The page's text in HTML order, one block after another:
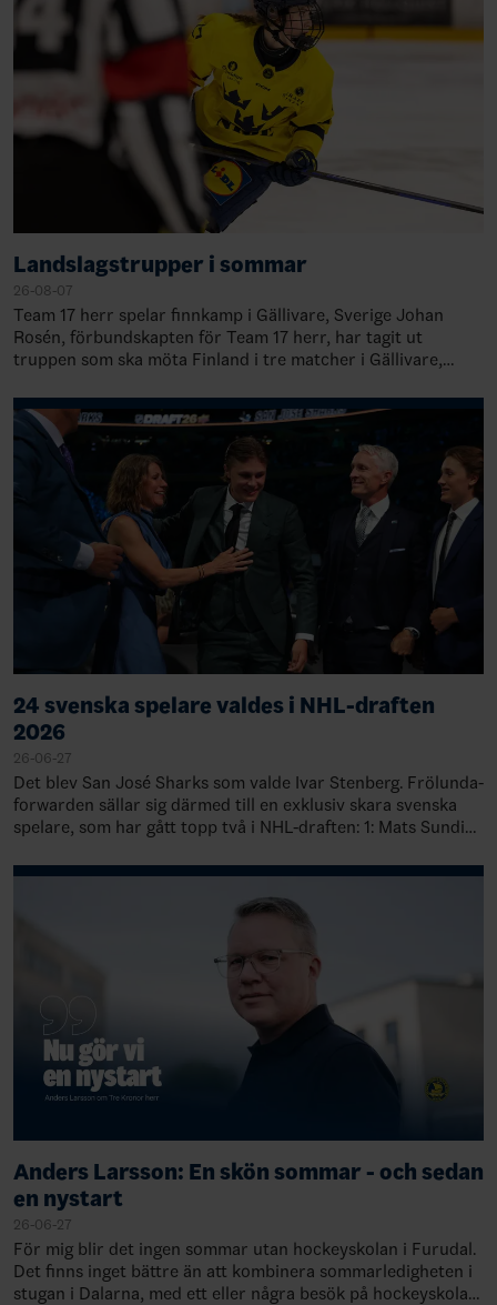
Landslagstrupper i sommar
26-08-07
Team 17 herr spelar finnkamp i Gällivare, Sverige Johan
Rosén, förbundskapten för Team 17 herr, har tagit ut
truppen som ska möta Finland i tre matcher i Gällivare,
24 svenska spelare valdes i NHL-draften
2026
26-06-27
Det blev San José Sharks som valde Ivar Stenberg. Frölunda-
forwarden sällar sig därmed till en exklusiv skara svenska
spelare, som har gått topp två i NHL-draften: 1: Mats Sundin,
Anders Larsson: En skön sommar - och sedan
en nystart
26-06-27
För mig blir det ingen sommar utan hockeyskolan i Furudal.
Det finns inget bättre än att kombinera sommarledigheten i
stugan i Dalarna, med ett eller några besök på hockeyskolan